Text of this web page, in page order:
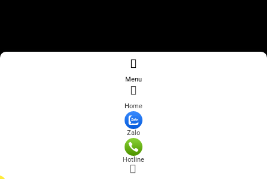
Menu
Home
Zalo
Hotline